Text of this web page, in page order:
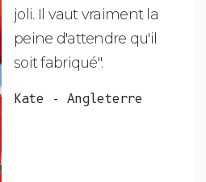
joli. Il vaut vraiment la
peine d'attendre qu'il
soit fabriqué".
Kate - Angleterre